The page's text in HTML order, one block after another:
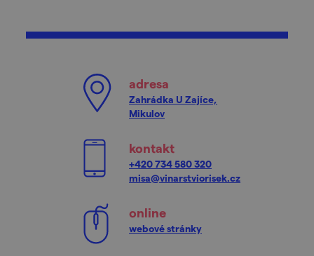
adresa
Zahrádka U Zajíce,
Mikulov
kontakt
+420 734 580 320
misa@vinarstviorisek.cz
online
webové stránky